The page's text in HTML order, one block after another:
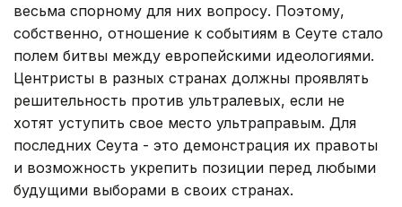
весьма спорному для них вопросу. Поэтому,
собственно, отношение к событиям в Сеуте стало
полем битвы между европейскими идеологиями.
Центристы в разных странах должны проявлять
решительность против ультралевых, если не
хотят уступить свое место ультраправым. Для
последних Сеута - это демонстрация их правоты
и возможность укрепить позиции перед любыми
будущими выборами в своих странах.